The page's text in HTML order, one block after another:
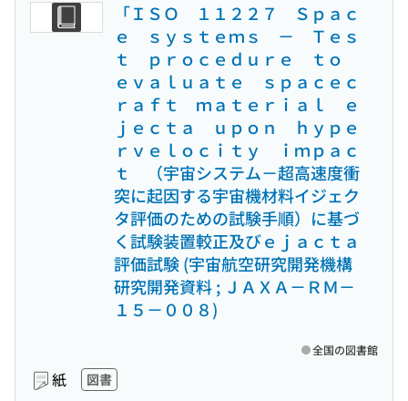
「ＩＳＯ １１２２７ Ｓｐａｃ
ｅ ｓｙｓｔｅｍｓ － Ｔｅｓ
ｔ ｐｒｏｃｅｄｕｒｅ ｔｏ
ｅｖａｌｕａｔｅ ｓｐａｃｅｃ
ｒａｆｔ ｍａｔｅｒｉａｌ ｅ
ｊｅｃｔａ ｕｐｏｎ ｈｙｐｅ
ｒｖｅｌｏｃｉｔｙ ｉｍｐａｃ
ｔ （宇宙システム－超高速度衝
突に起因する宇宙機材料イジェク
タ評価のための試験手順）に基づ
く試験装置較正及びｅｊａｃｔａ
評価試験 (宇宙航空研究開発機構
研究開発資料 ; ＪＡＸＡ－ＲＭ－
１５－００８)
紙 図書
全国の図書館